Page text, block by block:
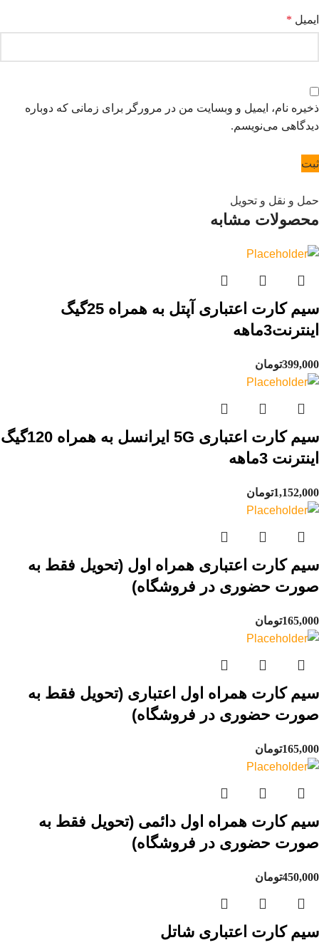
ایمیل *
ذخیره نام، ایمیل و وبسایت من در مرورگر برای زمانی که دوباره
دیدگاهی می‌نویسم.
حمل و نقل و تحویل
محصولات مشابه
سیم کارت اعتباری آپتل به همراه 25گیگ
اینترنت3ماهه
399,000تومان
سیم کارت اعتباری 5G ایرانسل به همراه 120گیگ
اینترنت 3ماهه
1,152,000تومان
سیم کارت اعتباری همراه اول (تحویل فقط به
صورت حضوری در فروشگاه)
165,000تومان
سیم کارت همراه اول اعتباری (تحویل فقط به
صورت حضوری در فروشگاه)
165,000تومان
سیم کارت همراه اول دائمی (تحویل فقط به
صورت حضوری در فروشگاه)
450,000تومان
سیم کارت اعتباری شاتل